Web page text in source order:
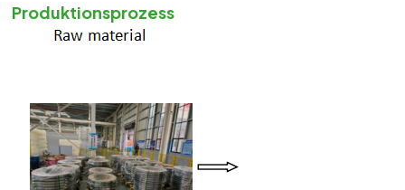
Produktionsprozess